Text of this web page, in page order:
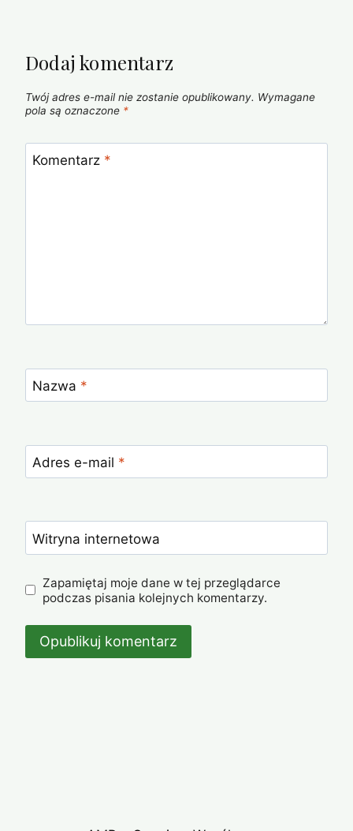
Dodaj komentarz
Twój adres e-mail nie zostanie opublikowany. Wymagane
pola są oznaczone *
Komentarz *
Nazwa *
Adres e-mail *
Witryna internetowa
Zapamiętaj moje dane w tej przeglądarce
podczas pisania kolejnych komentarzy.